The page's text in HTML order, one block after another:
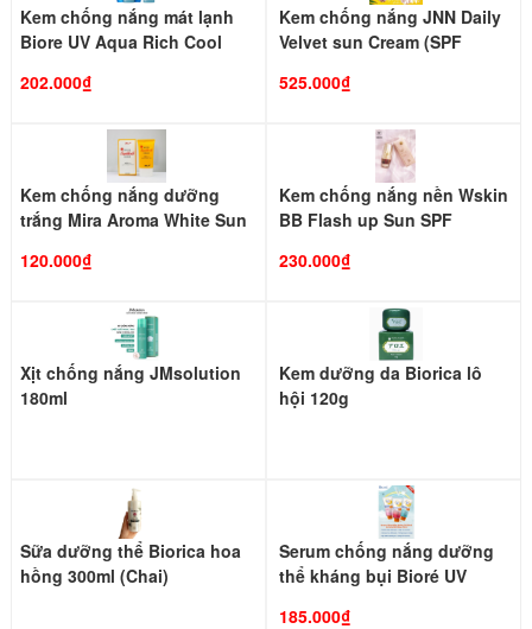
Kem chống nắng mát lạnh
Biore UV Aqua Rich Cool
202.000₫
Kem chống nắng JNN Daily
Velvet sun Cream (SPF
525.000₫
Kem chống nắng dưỡng
trắng Mira Aroma White Sun
PA++++)
120.000₫
Kem chống nắng nền Wskin
BB Flash up Sun SPF
230.000₫
Xịt chống nắng JMsolution
180ml
Kem dưỡng da Biorica lô
hội 120g
Sữa dưỡng thể Biorica hoa
hồng 300ml (Chai)
Serum chống nắng dưỡng
thể kháng bụi Bioré UV
185.000₫